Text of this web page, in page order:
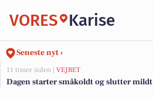
VORES Karise
Seneste nyt ›
11 timer siden | VEJRET
Dagen starter småkoldt og slutter mildt